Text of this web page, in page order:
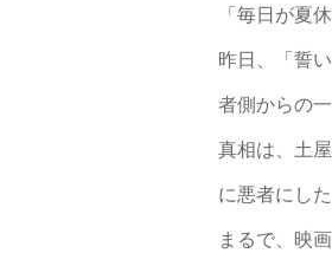
「毎日が夏
昨日、「誓
者側からの
真相は、土
に悪者にし
まるで、映